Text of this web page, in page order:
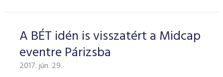
A BÉT idén is visszatért a Midcap
eventre Párizsba
2017. jún. 29.